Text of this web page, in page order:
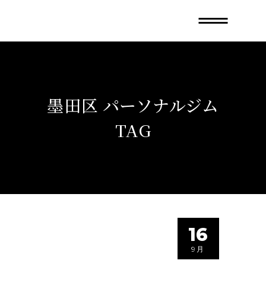
墨田区 パーソナルジム
TAG
16
9月